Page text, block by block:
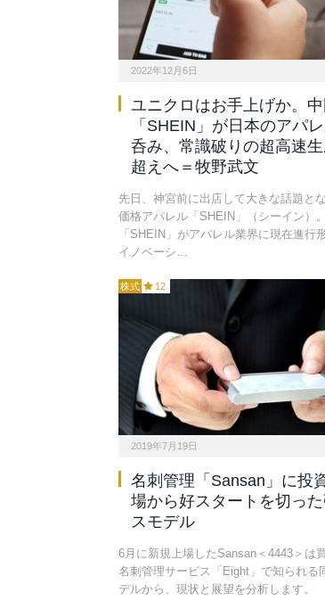
2022年12月6日
ユニクロはお手上げか。
「SHEIN」が日本のアパ
呑み、常識破りの超高速
超えへ＝牧野武文
先日、神宮前に出店して大きな話題と
価格アパレル「SHEIN」（シーイン）
「SHEIN」がアパレル業界に現在進行
イノベーシ…
株式 12
2019年7月19日
名刺管理「Sansan」に投
場から好スタートを切っ
スモデル
6月に新規上場したSansan＜4443＞は
名刺管理サービス「Eight」で知られる
デルから、現状と展望を分析します。